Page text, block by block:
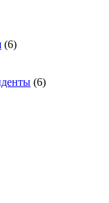
(6)
(6)